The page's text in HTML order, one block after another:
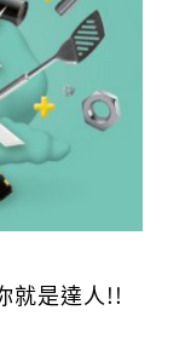
就是達人!!